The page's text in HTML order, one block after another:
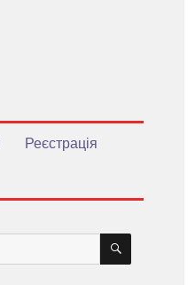
Реєстрація
ШУКАТИ